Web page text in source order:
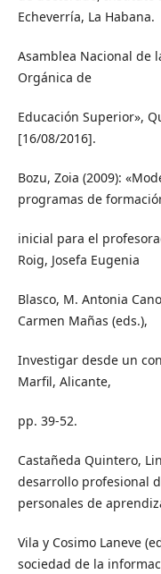
Echeverría, La Habana.
Asamblea Nacional de
Orgánica de
Educación Superior»,
[16/08/2016].
Bozu, Zoia (2009):
programas de
inicial para el
Roig, Josefa Eugenia
Blasco, M. Antonia
Carmen Mañas (eds.),
Investigar desde un
Marfil, Alicante,
pp. 39-52.
Castañeda Quintero,
desarrollo profesional
personales de
Vila y Cosimo Laneve
sociedad de la